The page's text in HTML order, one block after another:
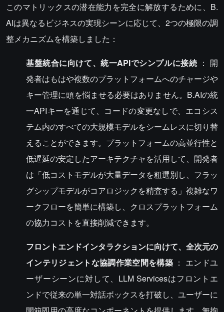
このマトリックスの潜在能力を完全に解放するために、B.
AIは異なるビジネスの実現シーンに応じて、2つの極限の調
整メカニズムを構築しました：
基盤統合に向けて、統一APIでシンプルに接続 ： 開
発者はもはや複数のプラットフォームへのチャージや
キー管理に頭を悩ませる必要はありません。B.AIの統
一APIキーを通じて、コードの変更なしで、エコシス
テム内のすべての大規模モデルをシームレスに切り替
えることができます。プラットフォームの高並行性と
低遅延の安定したアーキテクチャを活用して、開発者
は「低コストモデルが大量データを粗選別し、フラッ
グシップモデルがコアロジックを精査する」複雑なワ
ークフローを簡単に構築し、クロスプラットフォーム
の協力コストを直接削減できます。
フロントエンドインタラクションに向けて、全次元の
インテリジェントな協調作業空間を構築 ： エンドユ
ーザーシーンに対して、LLM Servicesはフロントエ
ンドで従来の単一対話ボックスを打破し、ユーザーに